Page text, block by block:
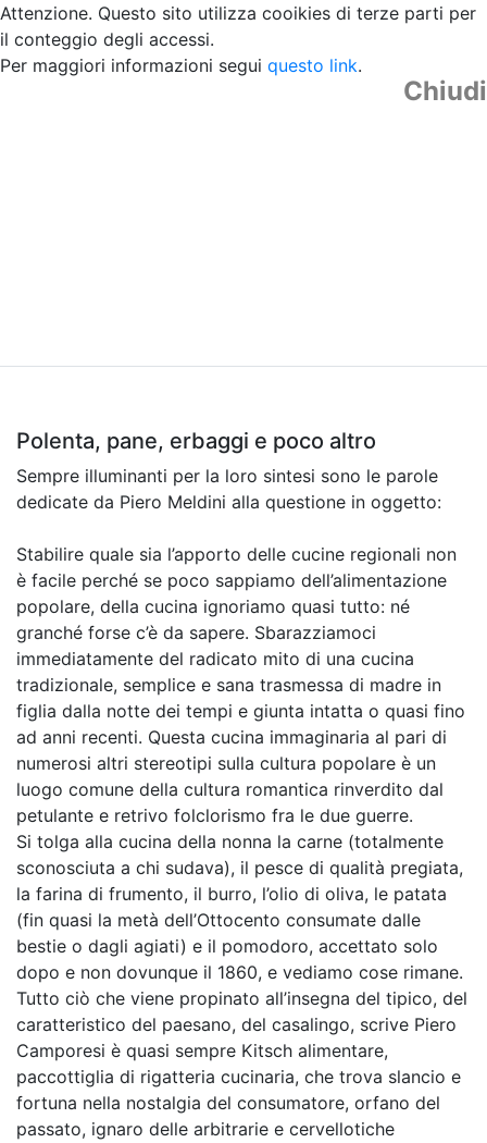
Attenzione. Questo sito utilizza cooikies di terze parti per
il conteggio degli accessi.
Per maggiori informazioni segui questo link.
Chiudi
Polenta, pane, erbaggi e poco altro
Sempre illuminanti per la loro sintesi sono le parole
dedicate da Piero Meldini alla questione in oggetto:
Stabilire quale sia l’apporto delle cucine regionali non
è facile perché se poco sappiamo dell’alimentazione
popolare, della cucina ignoriamo quasi tutto: né
granché forse c’è da sapere. Sbarazziamoci
immediatamente del radicato mito di una cucina
tradizionale, semplice e sana trasmessa di madre in
figlia dalla notte dei tempi e giunta intatta o quasi fino
ad anni recenti. Questa cucina immaginaria al pari di
numerosi altri stereotipi sulla cultura popolare è un
luogo comune della cultura romantica rinverdito dal
petulante e retrivo folclorismo fra le due guerre.
Si tolga alla cucina della nonna la carne (totalmente
sconosciuta a chi sudava), il pesce di qualità pregiata,
la farina di frumento, il burro, l’olio di oliva, le patata
(fin quasi la metà dell’Ottocento consumate dalle
bestie o dagli agiati) e il pomodoro, accettato solo
dopo e non dovunque il 1860, e vediamo cose rimane.
Tutto ciò che viene propinato all’insegna del tipico, del
caratteristico del paesano, del casalingo, scrive Piero
Camporesi è quasi sempre Kitsch alimentare,
paccottiglia di rigatteria cucinaria, che trova slancio e
fortuna nella nostalgia del consumatore, orfano del
passato, ignaro delle arbitrarie e cervellotiche